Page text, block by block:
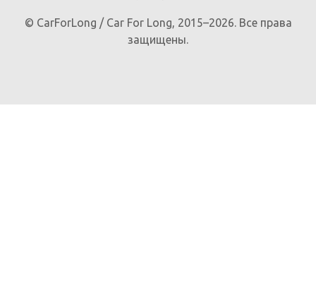
© CarForLong / Car For Long, 2015–2026. Все права
защищены.